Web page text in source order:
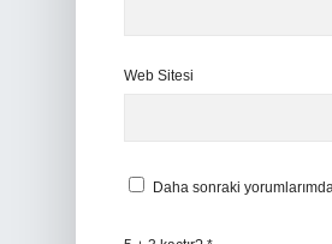
Web Sitesi
Daha sonraki